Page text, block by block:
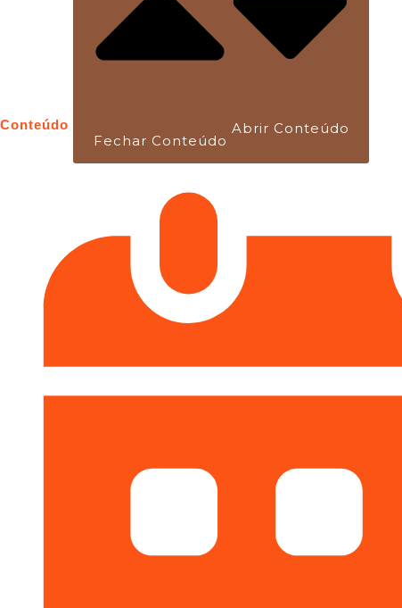
Conteúdo
Fechar Conteúdo
Abrir Conteúdo